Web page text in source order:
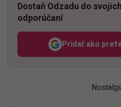
Dostaň Odzadu do
odporúčaní
Pridať ako